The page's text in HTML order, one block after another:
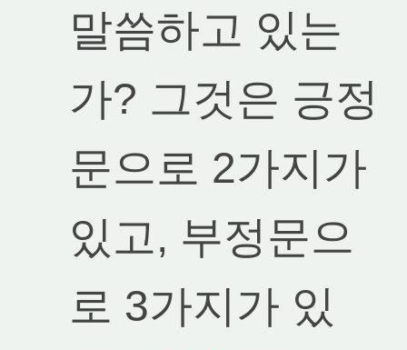
말씀하고 있는
가? 그것은 긍정
문으로 2가지가
있고, 부정문으
로 3가지가 있